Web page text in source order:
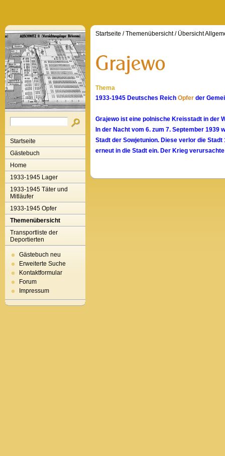
Startseite
Gästebuch
Home
1933-1945 Lager
1933-1945 Täter und
Mitläufer
1933-1945 Opfer
Themenübersicht
Transportliste der
Deportierten
Gästebuch neu
Erweiterte Suche
Kontaktformular
Forum
Impressum
Startseite /Themenübersicht/ Übersicht
Thema
1933-1945 Deutsches Reich Opfer der
Grajewo ist eine polnische Kreisstadt in der
In der Nacht vom 6. zum 7. September
Stadt der Sowjetunion. Diese verlor die
erneut in die Stadt ein. Der Krieg